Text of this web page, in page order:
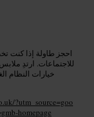
احجز طاولة إذا كنت
للاجتماعات. ارتدِ
خيارات النظام
?utm_source=goo
homepage